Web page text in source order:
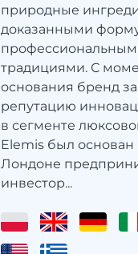
природные
доказанными
традициями. С
основания бренд
репутацию
в сегменте
Elemis был основан
Лондоне
инвестор...